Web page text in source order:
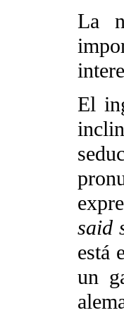
La
El
said
está
un